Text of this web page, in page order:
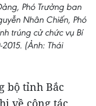
Phó Trưởng ban
Nhân Chiến, Phó
trúng cử chức vụ Bí
(Ảnh: Thái
bộ tỉnh Bắc
về công tác